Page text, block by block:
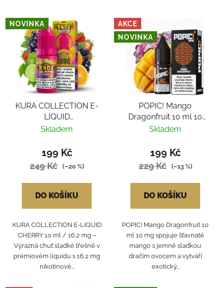
NOVINKA
KURA COLLECTION E-
LIQUID
BLACKCURRANT
ORANGE
Skladem
199 Kč
249 Kč (–20 %)
DO KOŠÍKU
KURA COLLECTION E-LIQUID
CHERRY 10 ml / 16,2 mg –
Výrazná chuť sladké třešně v
prémiovém liquidu s 16,2 mg
nikotinové...
AKCE
NOVINKA
POPIC! Mango
Dragonfruit 10 ml 10
mg
Skladem
199 Kč
229 Kč (–13 %)
DO KOŠÍKU
POPIC! Mango Dragonfruit 10
ml 10 mg spojuje šťavnaté
mango s jemně sladkou
dračím ovocem a vytváří
exotický...